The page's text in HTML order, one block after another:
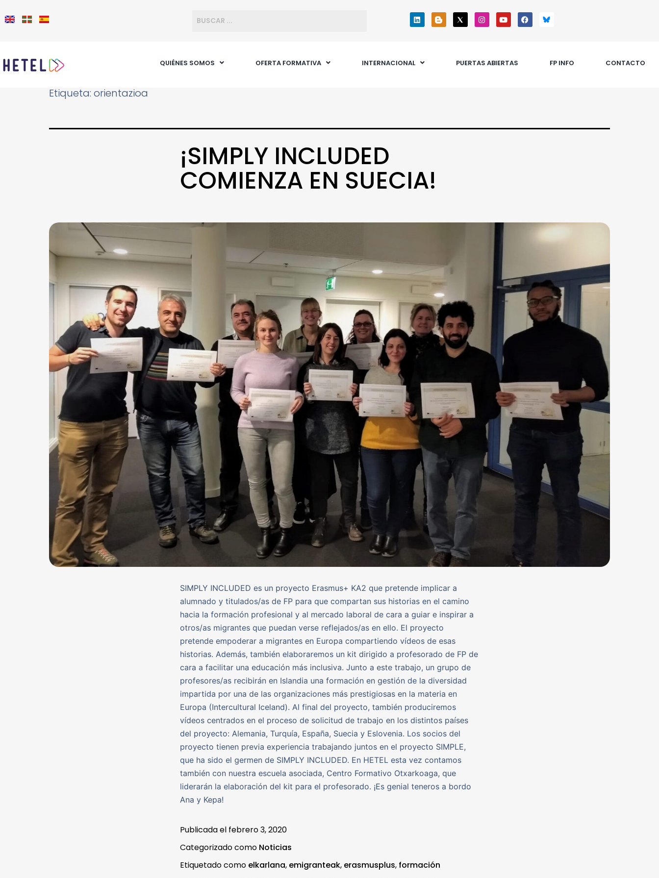
QUIÉNES SOMOS OFERTA FORMATIVA INTERNACIONAL PUERTAS ABIERTAS FP INFO CONTACTO
Etiqueta: orientazioa
¡SIMPLY INCLUDED
COMIENZA EN SUECIA!
SIMPLY INCLUDED es un proyecto Erasmus+ KA2 que pretende implicar a
alumnado y titulados/as de FP para que compartan sus historias en el camino
hacia la formación profesional y al mercado laboral de cara a guiar e inspirar a
otros/as migrantes que puedan verse reflejados/as en ello. El proyecto
pretende empoderar a migrantes en Europa compartiendo vídeos de esas
historias. Además, también elaboraremos un kit dirigido a profesorado de FP de
cara a facilitar una educación más inclusiva. Junto a este trabajo, un grupo de
profesores/as recibirán en Islandia una formación en gestión de la diversidad
impartida por una de las organizaciones más prestigiosas en la materia en
Europa (Intercultural Iceland). Al final del proyecto, también produciremos
vídeos centrados en el proceso de solicitud de trabajo en los distintos países
del proyecto: Alemania, Turquía, España, Suecia y Eslovenia. Los socios del
proyecto tienen previa experiencia trabajando juntos en el proyecto SIMPLE,
que ha sido el germen de SIMPLY INCLUDED. En HETEL esta vez contamos
también con nuestra escuela asociada, Centro Formativo Otxarkoaga, que
liderarán la elaboración del kit para el profesorado. ¡Es genial teneros a bordo
Ana y Kepa!
Publicada el febrero 3, 2020
Categorizado como Noticias
Etiquetado como elkarlana, emigranteak, erasmusplus, formación